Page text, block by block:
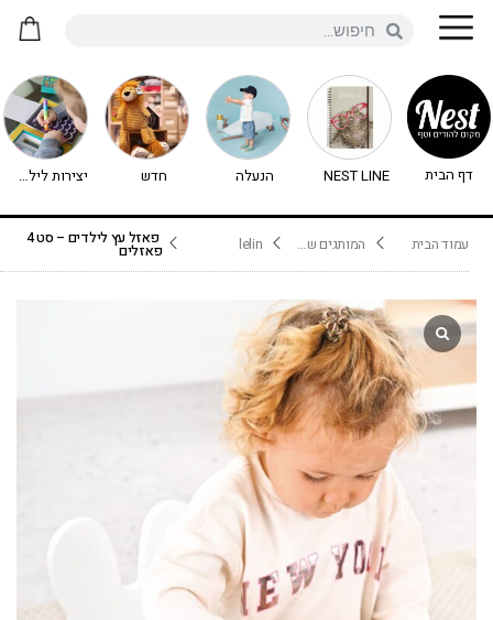
דף הבית NEST LINE הנעלה חדש יצירות לילדים - יצירה לילדים
עמוד הבית המותגים שלנו lelin פאזל עץ לילדים – סט 4
פאזלים